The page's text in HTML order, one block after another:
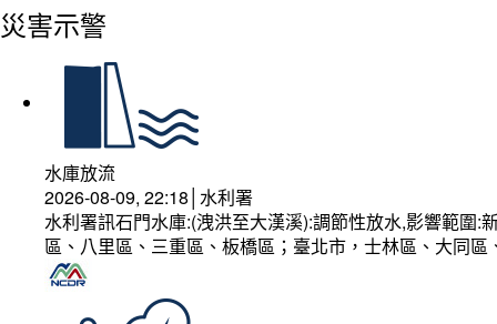
災害示警
水庫放流
2026-08-09, 22:18│水利署
水利署訊石門水庫:(洩洪至大漢溪):調節性放水,影響範圍
區、八里區、三重區、板橋區；臺北市，士林區、大同